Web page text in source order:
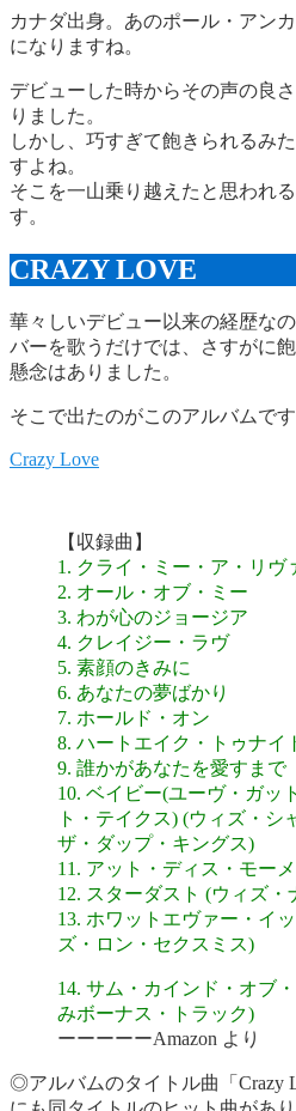
カナダ出身。あのポール・アン
になりますね。
デビューした時からその声の良
りました。
しかし、巧すぎて飽きられるみ
すよね。
そこを一山乗り越えたと思われ
す。
CRAZY LOVE
華々しいデビュー以来の経歴な
バーを歌うだけでは、さすがに
懸念はありました。
そこで出たのがこのアルバムです
Crazy Love
【収録曲】
1. クライ・ミー・ア・リヴ
2. オール・オブ・ミー
3. わが心のジョージア
4. クレイジー・ラヴ
5. 素顔のきみに
6. あなたの夢ばかり
7. ホールド・オン
8. ハートエイク・トゥナイ
9. 誰かがあなたを愛すまで
10. ベイビー(ユーヴ・ガッ
ト・テイクス) (ウィズ・
ザ・ダップ・キングス)
11. アット・ディス・モー
12. スターダスト (ウィズ・
13. ホワットエヴァー・イ
ズ・ロン・セクスミス)
14. サム・カインド・オブ
みボーナス・トラック)
ーーーーーAmazon より
◎アルバムのタイトル曲「Crazy